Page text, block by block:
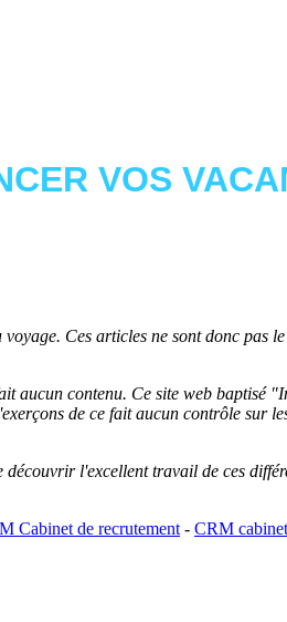
VOS
Ces articles ne sont donc pas
aucun contenu. Ce site web baptisé "
de ce fait aucun contrôle sur
l'excellent travail de ces
Cabinet de recrutement - CRM